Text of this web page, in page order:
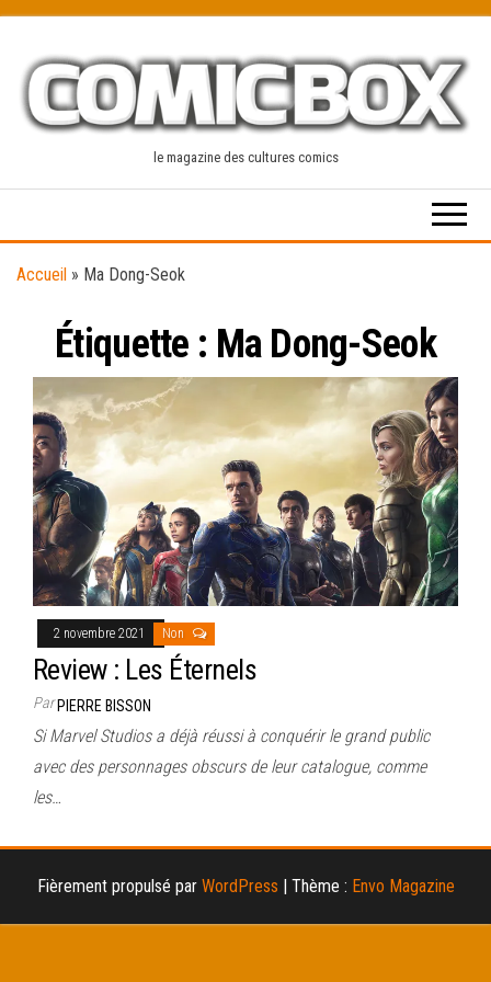
content
le magazine des cultures comics
Accueil » Ma Dong-Seok
Étiquette : Ma Dong-Seok
2 novembre 2021 Non
Review : Les Éternels
ParPIERRE BISSON
Si Marvel Studios a déjà réussi à conquérir le grand public
avec des personnages obscurs de leur catalogue, comme
les…
Fièrement propulsé par WordPress | Thème : Envo Magazine